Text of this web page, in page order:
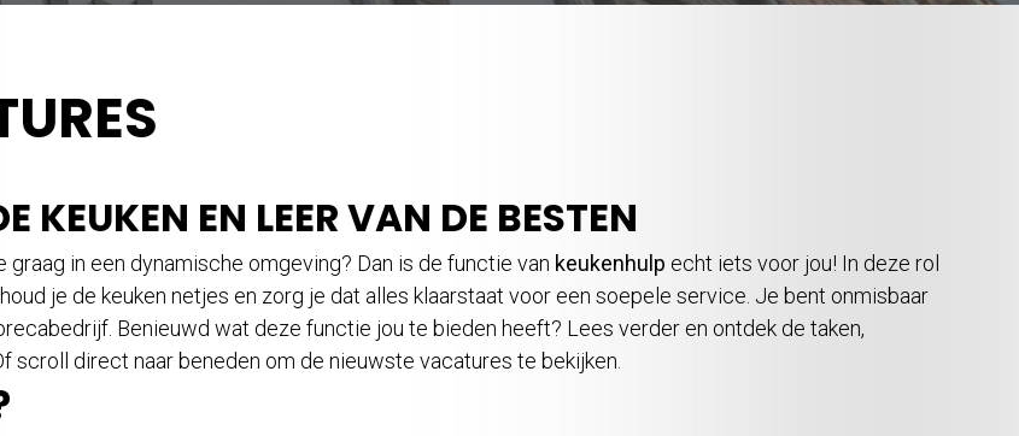
KEUKEN EN LEER VAN DE BESTEN
in een dynamische omgeving? Dan is de functie van keukenhulp echt iets voor jou! In deze rol
je de keuken netjes en zorg je dat alles klaarstaat voor een soepele service. Je bent onmisbaar
Benieuwd wat deze functie jou te bieden heeft? Lees verder en ontdek de taken,
scroll direct naar beneden om de nieuwste vacatures te bekijken.